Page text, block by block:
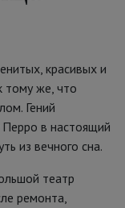
красивых и
тому же, что
Гений
Перро в настоящий
из вечного сна.
театр
ремонта,